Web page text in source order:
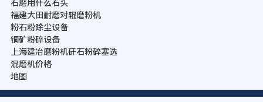
石磨用什么石头
福建大田耐磨对辊磨粉机
粉石粉除尘设备
铜矿粉碎设备
上海建冶磨粉机矸石粉碎塞选
混磨机价格
地图